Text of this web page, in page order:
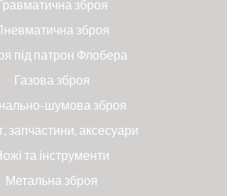
зброя
зброя
під патрон Флобера
Газова зброя
шумова зброя
запчастини, аксесуари
та інструменти
Метальна зброя